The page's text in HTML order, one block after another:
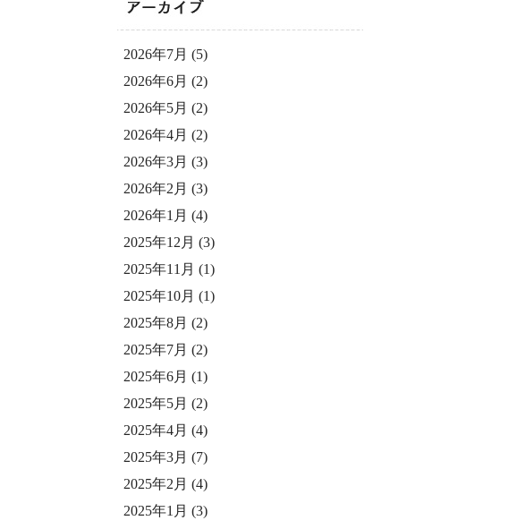
2026年7月 (5)
2026年6月 (2)
2026年5月 (2)
2026年4月 (2)
2026年3月 (3)
2026年2月 (3)
2026年1月 (4)
2025年12月 (3)
2025年11月 (1)
2025年10月 (1)
2025年8月 (2)
2025年7月 (2)
2025年6月 (1)
2025年5月 (2)
2025年4月 (4)
2025年3月 (7)
2025年2月 (4)
2025年1月 (3)